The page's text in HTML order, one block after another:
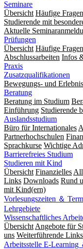
Seminare
Übersicht Häufige
Studierende mit
Aktuelle
Prüfungen
Übersicht Häufige
Abschlussarbeiten Infos
Praxis
Zusatzqualifikationen
Bewegungs- und
Beratung
Beratung im Studium
Einführung Studierende
Auslandsstudium
Büro für Internationales
Partnerhochschulen
Sprachkurse Wichtige
Barrierefreies Studium
Studieren mit Kind
Übersicht Finanzielles
Links Downloads Rund
mit Kind(ern)
Vorlesungszeiten ＆
Lehrgebiete
Wissenschaftliches
Übersicht Angebote für
uns Weiterführende Links
Arbeitsstelle E-Learning